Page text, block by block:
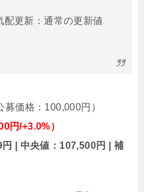
配更新：通常の更新値
価格：100,000円）
円/+3.0%）
| 中央値：107,500円 | 補